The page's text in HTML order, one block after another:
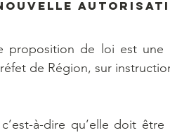
nouvelle
proposition de loi est une
de Région, sur
à-dire qu’elle doit